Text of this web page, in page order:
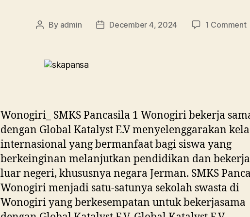
By admin December 4, 2024 1 Comment
Wonogiri_ SMKS Pancasila 1 Wonogiri bekerja
dengan Global Katalyst E.V menyelenggarakan
internasional yang bermanfaat bagi siswa yang
berkeinginan melanjutkan pendidikan dan
luar negeri, khususnya negara Jerman. SMKS
Wonogiri menjadi satu-satunya sekolah swasta di
Wonogiri yang berkesempatan untuk bekerjasama